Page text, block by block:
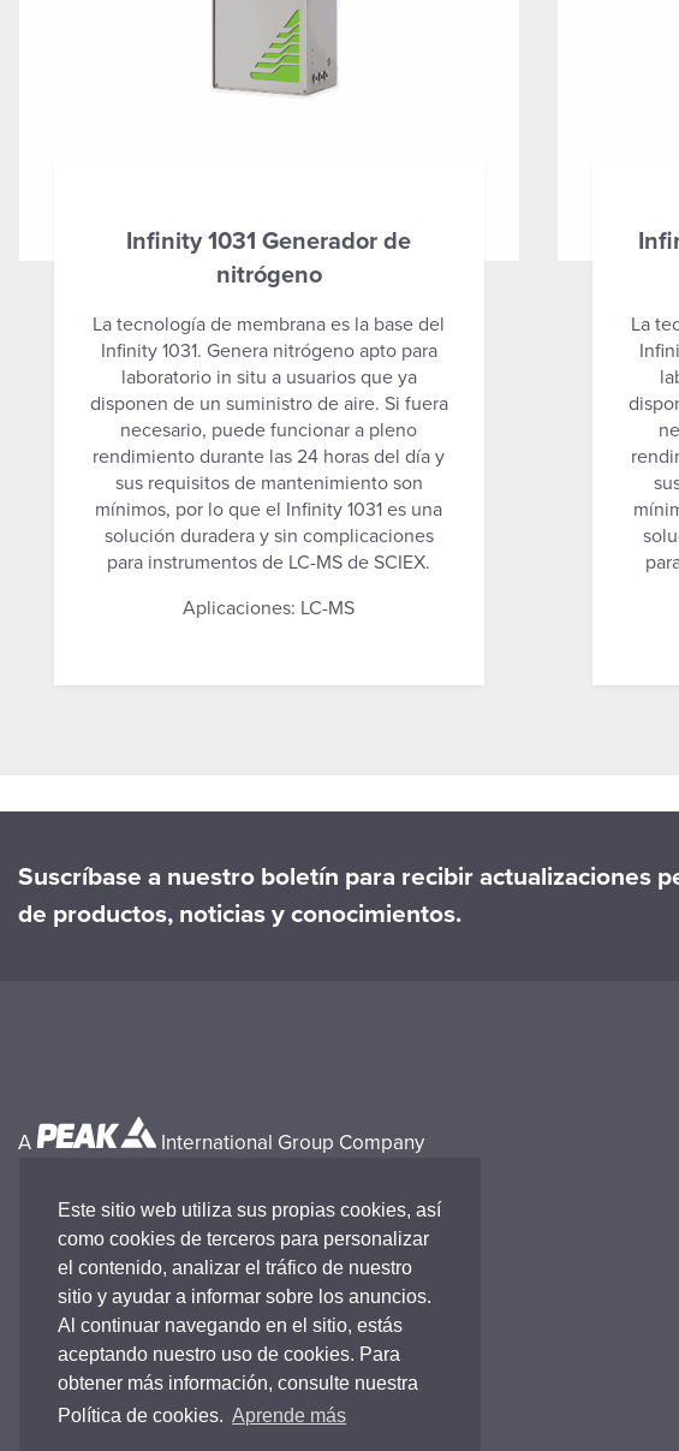
Este sitio web utiliza sus propias cookies, así
como cookies de terceros para personalizar
el contenido, analizar el tráfico de nuestro
sitio y ayudar a informar sobre los anuncios.
Al continuar navegando en el sitio, estás
aceptando nuestro uso de cookies. Para
obtener más información, consulte nuestra
Política de cookies. Aprende más
Infinity 1031 Generador de
nitrógeno
La tecnología de membrana es la base del
Infinity 1031. Genera nitrógeno apto para
laboratorio in situ a usuarios que ya
disponen de un suministro de aire. Si fuera
necesario, puede funcionar a pleno
rendimiento durante las 24 horas del día y
sus requisitos de mantenimiento son
mínimos, por lo que el Infinity 1031 es una
solución duradera y sin complicaciones
para instrumentos de LC-MS de SCIEX.
Aplicaciones: LC-MS
La
Suscríbase a nuestro boletín para recibir actualizaciones
de productos, noticias y conocimientos.
A International Group Company